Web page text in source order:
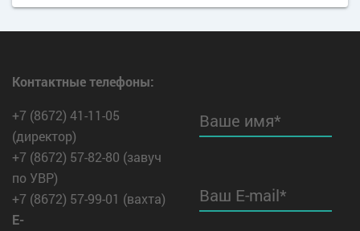
Контактные телефоны:
+7 (8672) 41-11-05
(директор)
+7 (8672) 57-82-80 (завуч
по УВР)
+7 (8672) 57-99-01 (вахта)
E-
Ваше имя*
Ваш E-mail*